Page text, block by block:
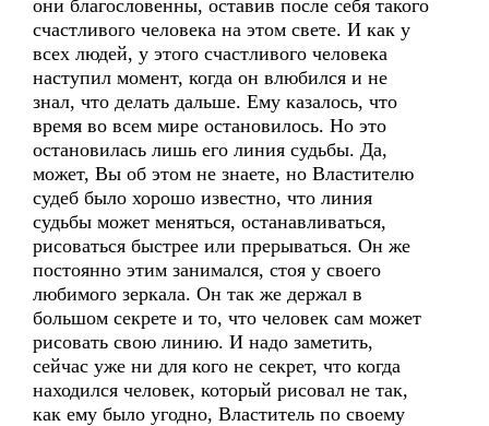
они благословенны, оставив после себя такого
счастливого человека на этом свете. И как у
всех людей, у этого счастливого человека
наступил момент, когда он влюбился и не
знал, что делать дальше. Ему казалось, что
время во всем мире остановилось. Но это
остановилась лишь его линия судьбы. Да,
может, Вы об этом не знаете, но Властителю
судеб было хорошо известно, что линия
судьбы может меняться, останавливаться,
рисоваться быстрее или прерываться. Он же
постоянно этим занимался, стоя у своего
любимого зеркала. Он так же держал в
большом секрете и то, что человек сам может
рисовать свою линию. И надо заметить,
сейчас уже ни для кого не секрет, что когда
находился человек, который рисовал не так,
как ему было угодно, Властитель по своему